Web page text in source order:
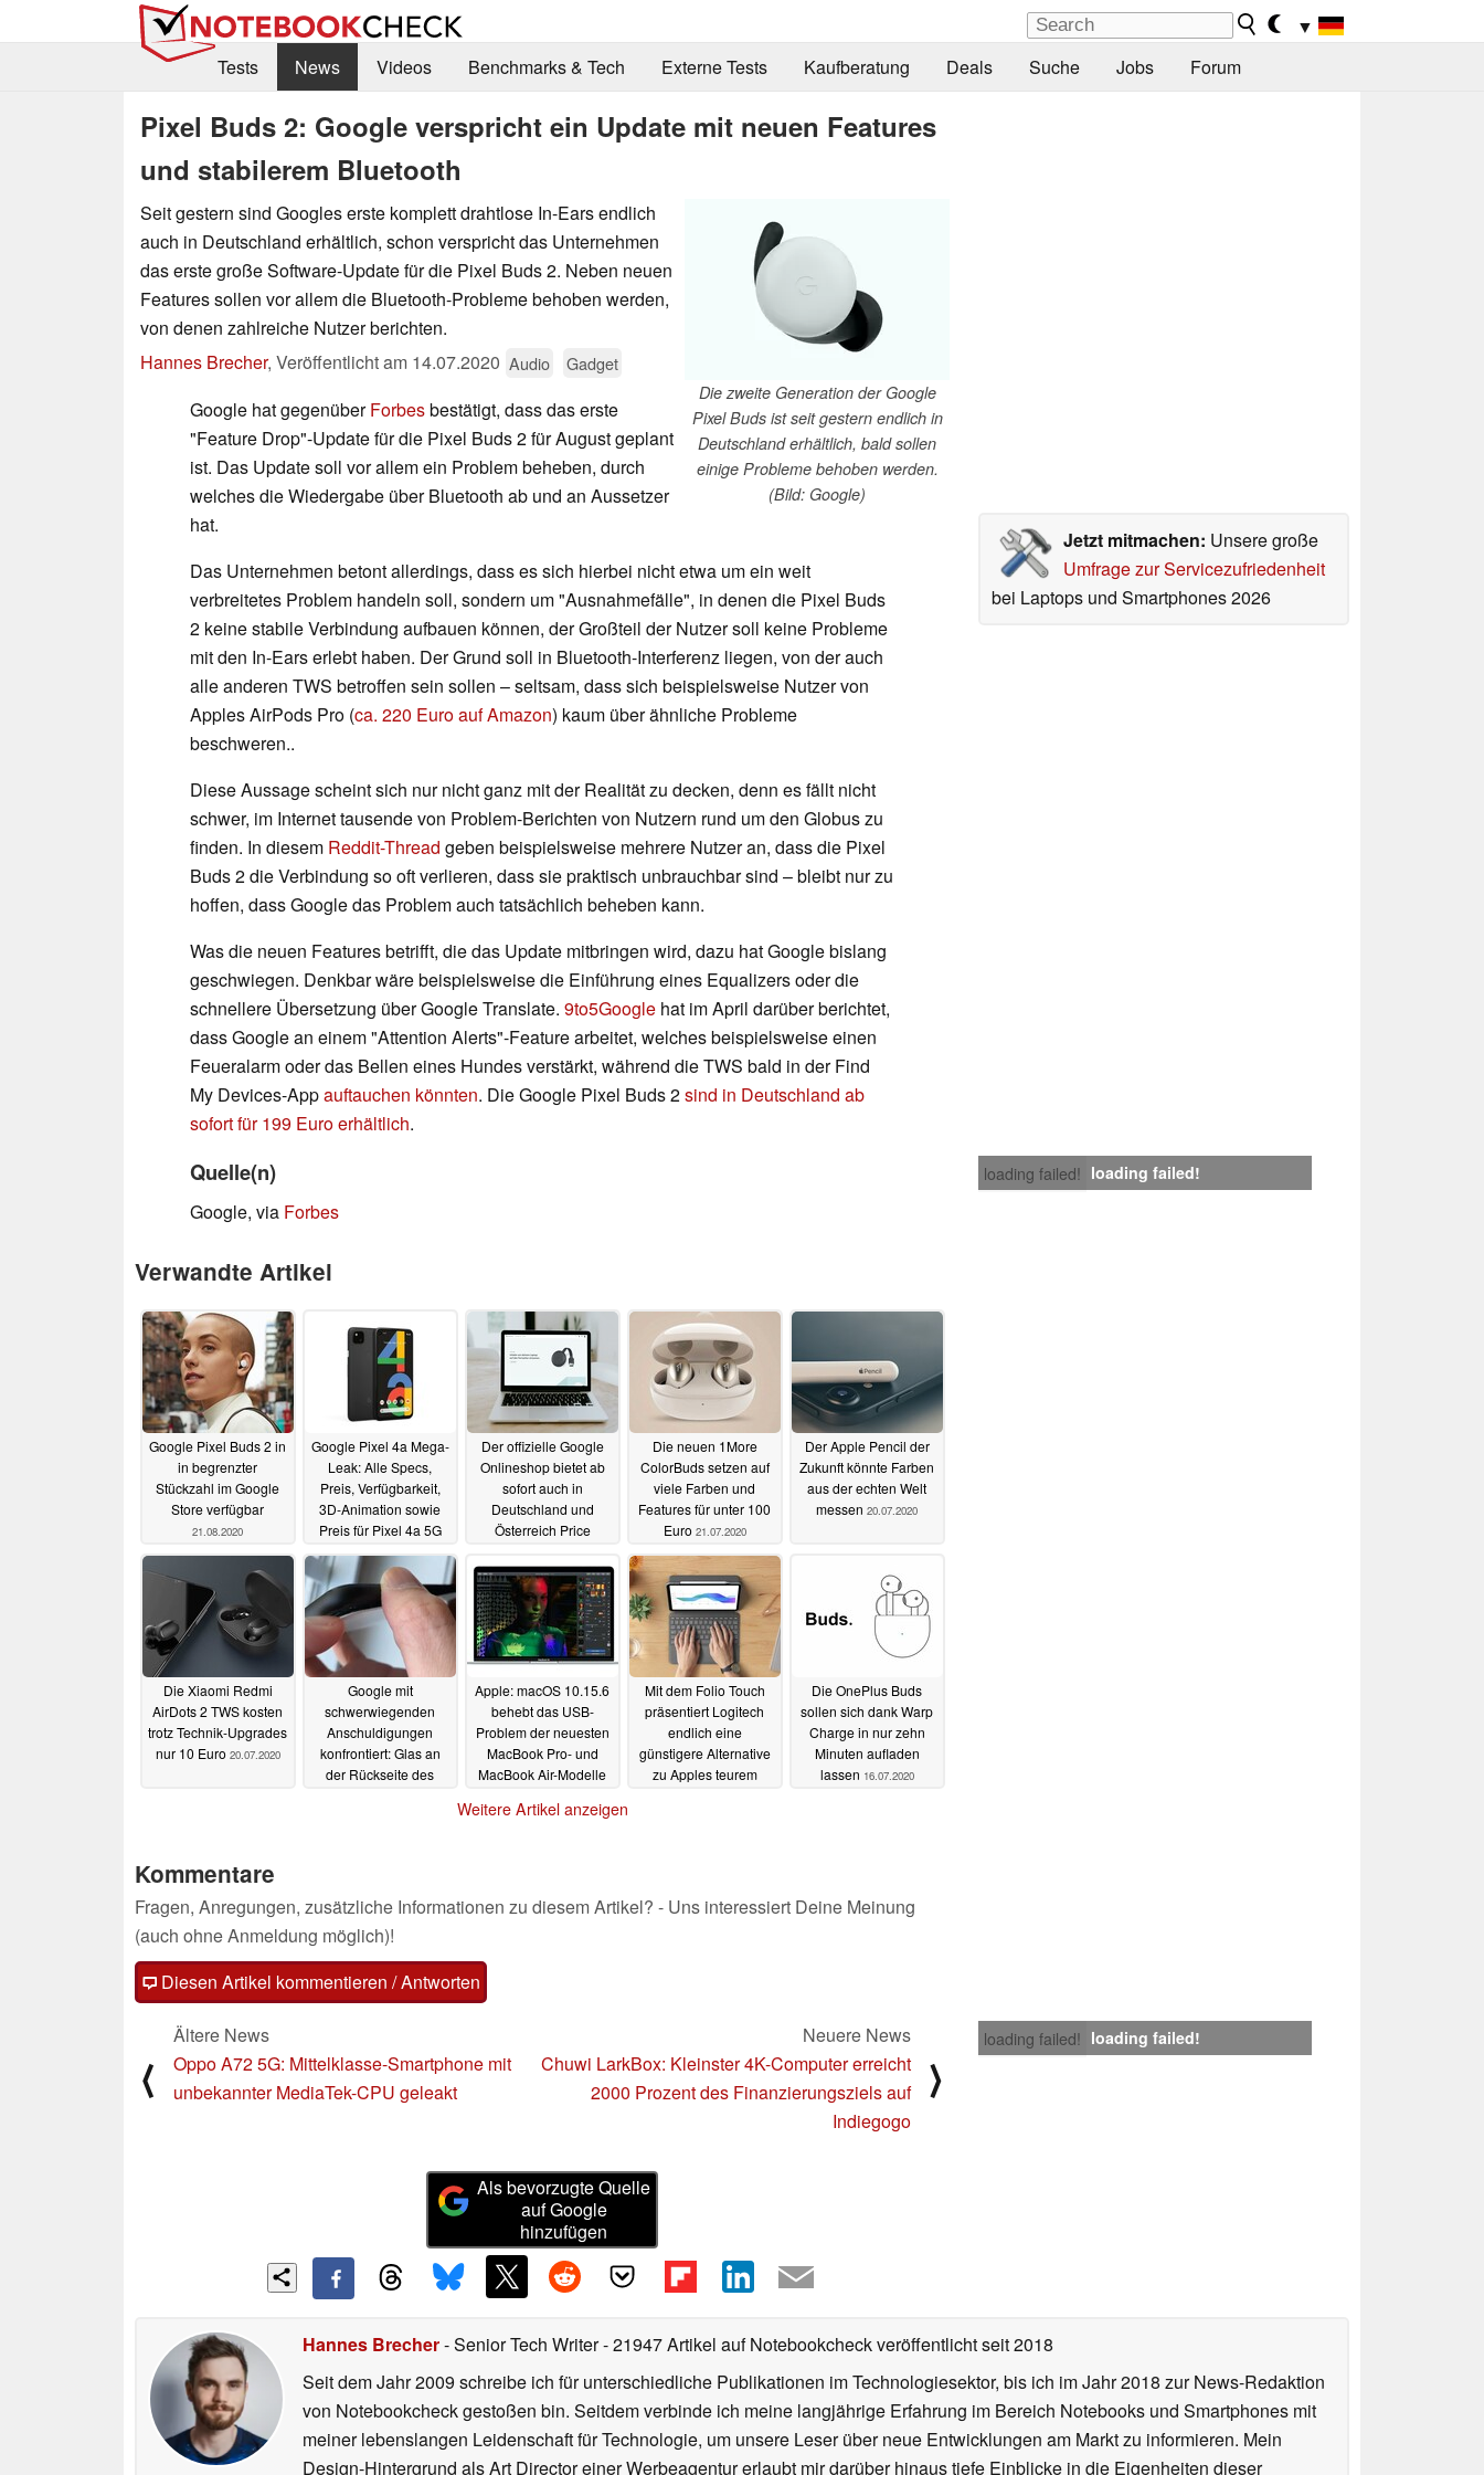
▼
Tests
News Videos Benchmarks & Tech Externe Tests Kaufberatung Deals Suche Jobs Forum
Pixel Buds 2: Google verspricht ein Update mit neuen Features
und stabilerem Bluetooth
Die zweite Generation der Google
Pixel Buds ist seit gestern endlich in
Deutschland erhältlich, bald sollen
einige Probleme behoben werden.
(Bild: Google)
Seit gestern sind Googles erste komplett drahtlose In-Ears endlich
auch in Deutschland erhältlich, schon verspricht das Unternehmen
das erste große Software-Update für die Pixel Buds 2. Neben neuen
Features sollen vor allem die Bluetooth-Probleme behoben werden,
von denen zahlreiche Nutzer berichten.
Hannes Brecher, Veröffentlicht am 14.07.2020 Audio Gadget
Jetzt mitmachen: Unsere große
Umfrage zur Servicezufriedenheit
bei Laptops und Smartphones 2026
Google hat gegenüberForbesbestätigt, dass das erste
"Feature Drop"-Update für die Pixel Buds 2 für August geplant
ist. Das Update soll vor allem ein Problem beheben, durch
welches die Wiedergabe über Bluetooth ab und an Aussetzer
hat.
Das Unternehmen betont allerdings, dass es sich hierbei nicht etwa um ein weit
verbreitetes Problem handeln soll, sondern um "Ausnahmefälle", in denen die Pixel Buds
2 keine stabile Verbindung aufbauen können, der Großteil der Nutzer soll keine Probleme
mit den In-Ears erlebt haben. Der Grund soll in Bluetooth-Interferenz liegen, von der auch
alle anderen TWS betroffen sein sollen – seltsam, dass sich beispielsweise Nutzer von
Apples AirPods Pro (ca. 220 Euro auf Amazon) kaum über ähnliche Probleme
beschweren..
Diese Aussage scheint sich nur nicht ganz mit der Realität zu decken, denn es fällt nicht
schwer, im Internet tausende von Problem-Berichten von Nutzern rund um den Globus zu
finden. In diesem Reddit-Thread geben beispielsweise mehrere Nutzer an, dass die Pixel
Buds 2 die Verbindung so oft verlieren, dass sie praktisch unbrauchbar sind – bleibt nur zu
hoffen, dass Google das Problem auch tatsächlich beheben kann.
Was die neuen Features betrifft, die das Update mitbringen wird, dazu hat Google bislang
geschwiegen. Denkbar wäre beispielsweise die Einführung eines Equalizers oder die
schnellere Übersetzung über Google Translate. 9to5Google hat im April darüber berichtet,
dass Google an einem "Attention Alerts"-Feature arbeitet, welches beispielsweise einen
Feueralarm oder das Bellen eines Hundes verstärkt, während die TWS bald in der Find
My Devices-Appauftauchen könnten. Die Google Pixel Buds 2sind in Deutschland ab
sofort für 199 Euro erhältlich.
loading failed! loading failed!
Quelle(n)
Google, via Forbes
Verwandte Artikel
Google Pixel Buds 2 in
in begrenzter
Stückzahl im Google
Store verfügbar
21.08.2020
Google Pixel 4a Mega-
Leak: Alle Specs,
Preis, Verfügbarkeit,
3D-Animation sowie
Preis für Pixel 4a 5G
02.08.2020
Der offizielle Google
Onlineshop bietet ab
sofort auch in
Deutschland und
Österreich Price
Die neuen 1More
ColorBuds setzen auf
viele Farben und
Features für unter 100
Euro 21.07.2020
Der Apple Pencil der
Zukunft könnte Farben
aus der echten Welt
messen 20.07.2020
Die Xiaomi Redmi
AirDots 2 TWS kosten
trotz Technik-Upgrades
nur 10 Euro 20.07.2020
Google mit
schwerwiegenden
Anschuldigungen
konfrontiert: Glas an
der Rückseite des
Apple: macOS 10.15.6
behebt das USB-
Problem der neuesten
MacBook Pro- und
MacBook Air-Modelle
Mit dem Folio Touch
präsentiert Logitech
endlich eine
günstigere Alternative
zu Apples teurem
Die OnePlus Buds
sollen sich dank Warp
Charge in nur zehn
Minuten aufladen
lassen 16.07.2020
Weitere Artikel anzeigen
Kommentare
Fragen, Anregungen, zusätzliche Informationen zu diesem Artikel? - Uns interessiert Deine Meinung
(auch ohne Anmeldung möglich)!
Diesen Artikel kommentieren / Antworten
loading failed! loading failed!
⟨
Ältere News
Oppo A72 5G: Mittelklasse-Smartphone mit
unbekannter MediaTek-CPU geleakt
Neuere News
Chuwi LarkBox: Kleinster 4K-Computer erreicht
2000 Prozent des Finanzierungsziels auf
Indiegogo
⟩
Als bevorzugte Quelle
auf Google
hinzufügen
Hannes Brecher- Senior Tech Writer- 21947 Artikel auf Notebookcheck veröffentlichtseit 2018
Seit dem Jahr 2009 schreibe ich für unterschiedliche Publikationen im Technologiesektor, bis ich im Jahr 2018 zur News-Redaktion
von Notebookcheck gestoßen bin. Seitdem verbinde ich meine langjährige Erfahrung im Bereich Notebooks und Smartphones mit
meiner lebenslangen Leidenschaft für Technologie, um unsere Leser über neue Entwicklungen am Markt zu informieren. Mein
Design-Hintergrund als Art Director einer Werbeagentur erlaubt mir darüber hinaus tiefe Einblicke in die Eigenheiten dieser